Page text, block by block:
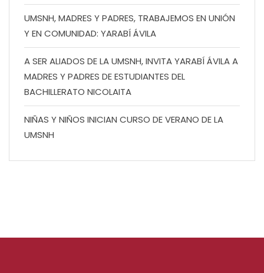
UMSNH, MADRES Y PADRES, TRABAJEMOS EN UNIÓN
Y EN COMUNIDAD: YARABÍ ÁVILA
A SER ALIADOS DE LA UMSNH, INVITA YARABÍ ÁVILA A
MADRES Y PADRES DE ESTUDIANTES DEL
BACHILLERATO NICOLAITA
NIÑAS Y NIÑOS INICIAN CURSO DE VERANO DE LA
UMSNH